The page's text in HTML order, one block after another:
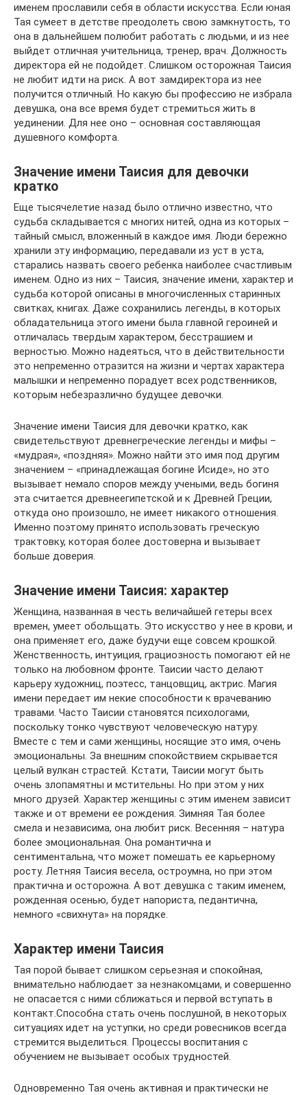
именем прославили себя в области искусства. Если юная
Тая сумеет в детстве преодолеть свою замкнутость, то
она в дальнейшем полюбит работать с людьми, и из нее
выйдет отличная учительница, тренер, врач. Должность
директора ей не подойдет. Слишком осторожная Таисия
не любит идти на риск. А вот замдиректора из нее
получится отличный. Но какую бы профессию не избрала
девушка, она все время будет стремиться жить в
уединении. Для нее оно – основная составляющая
душевного комфорта.
Значение имени Таисия для девочки
кратко
Еще тысячелетие назад было отлично известно, что
судьба складывается с многих нитей, одна из которых –
тайный смысл, вложенный в каждое имя. Люди бережно
хранили эту информацию, передавали из уст в уста,
старались назвать своего ребенка наиболее счастливым
именем. Одно из них – Таисия, значение имени, характер и
судьба которой описаны в многочисленных старинных
свитках, книгах. Даже сохранились легенды, в которых
обладательница этого имени была главной героиней и
отличалась твердым характером, бесстрашием и
верностью. Можно надеяться, что в действительности
это непременно отразится на жизни и чертах характера
малышки и непременно порадует всех родственников,
которым небезразлично будущее девочки.
Значение имени Таисия для девочки кратко, как
свидетельствуют древнегреческие легенды и мифы –
«мудрая», «поздняя». Можно найти это имя под другим
значением – «принадлежащая богине Исиде», но это
вызывает немало споров между учеными, ведь богиня
эта считается древнеегипетской и к Древней Греции,
откуда оно произошло, не имеет никакого отношения.
Именно поэтому принято использовать греческую
трактовку, которая более достоверна и вызывает
больше доверия.
Значение имени Таисия: характер
Женщина, названная в честь величайшей гетеры всех
времен, умеет обольщать. Это искусство у нее в крови, и
она применяет его, даже будучи еще совсем крошкой.
Женственность, интуиция, грациозность помогают ей не
только на любовном фронте. Таисии часто делают
карьеру художниц, поэтесс, танцовщиц, актрис. Магия
имени передает им некие способности к врачеванию
травами. Часто Таисии становятся психологами,
поскольку тонко чувствуют человеческую натуру.
Вместе с тем и сами женщины, носящие это имя, очень
эмоциональны. За внешним спокойствием скрывается
целый вулкан страстей. Кстати, Таисии могут быть
очень злопамятны и мстительны. Но при этом у них
много друзей. Характер женщины с этим именем зависит
также и от времени ее рождения. Зимняя Тая более
смела и независима, она любит риск. Весенняя – натура
более эмоциональная. Она романтична и
сентиментальна, что может помешать ее карьерному
росту. Летняя Таисия весела, остроумна, но при этом
практична и осторожна. А вот девушка с таким именем,
рожденная осенью, будет напориста, педантична,
немного «свихнута» на порядке.
Характер имени Таисия
Тая порой бывает слишком серьезная и спокойная,
внимательно наблюдает за незнакомцами, и совершенно
не опасается с ними сближаться и первой вступать в
контакт.Способна стать очень послушной, в некоторых
ситуациях идет на уступки, но среди ровесников всегда
стремится выделиться. Процессы воспитания с
обучением не вызывает особых трудностей.
Одновременно Тая очень активная и практически не